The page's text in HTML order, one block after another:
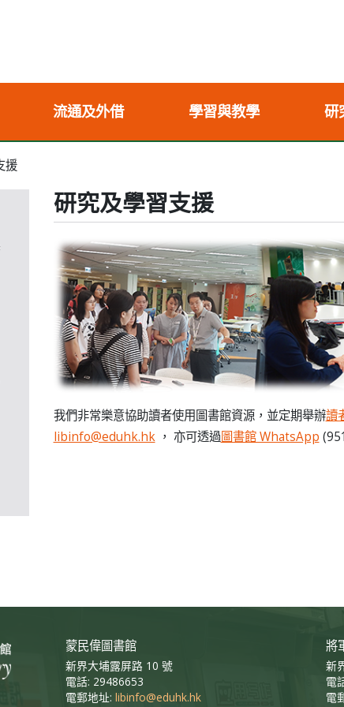
流通及外借 學習與教學 研
援
研究及學習支援
我們非常樂意協助讀者使用圖書館資源，並定期舉辦讀
libinfo@eduhk.hk， 亦可透過圖書館 WhatsApp
蒙民偉圖書館
新界大埔露屏路 10 號
電話: 29486653
電郵地址: libinfo@eduhk.hk
將
新
電
電